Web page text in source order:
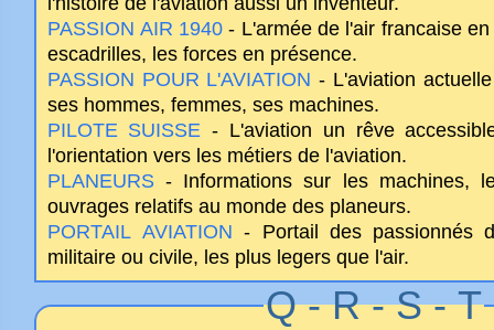
PASSION AIR 1940 - L'armée de l'air francaise
escadrilles, les forces en présence.
PASSION POUR L'AVIATION - L'aviation
ses hommes, femmes, ses machines.
PILOTE SUISSE - L'aviation un rêve
l'orientation vers les métiers de l'aviation.
PLANEURS - Informations sur les machines,
ouvrages relatifs au monde des planeurs.
PORTAIL AVIATION - Portail des passionnés
militaire ou civile, les plus legers que l'air.
Q - R - S - T